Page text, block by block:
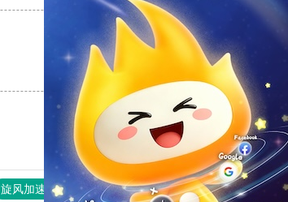
反对[0]
旋风加速度器 快连加速器